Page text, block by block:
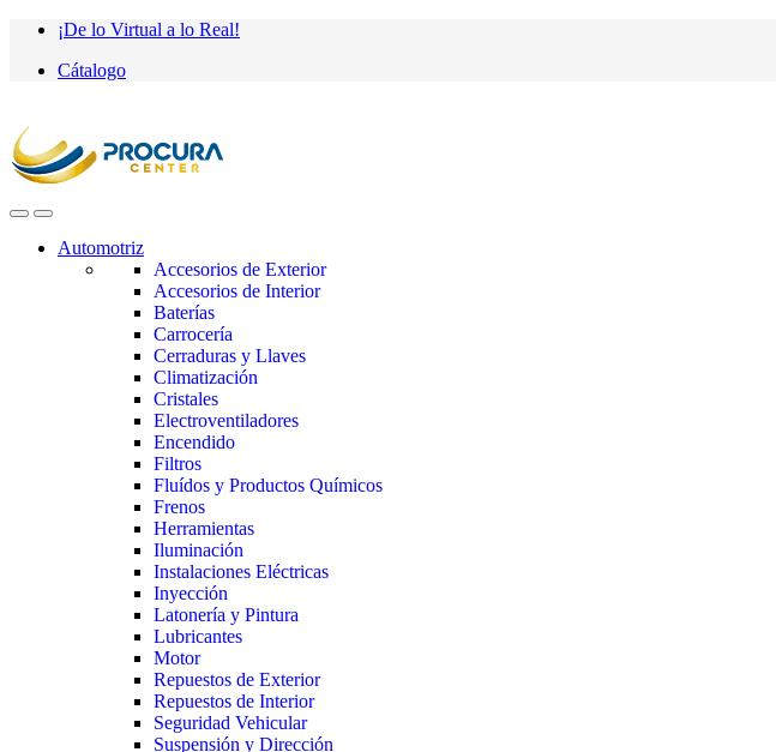
Saltar
navegación
saltar
contenido
¡De lo Virtual a lo Real!
Cátalogo
Automotriz
Accesorios de Exterior
Accesorios de Interior
Baterías
Carrocería
Cerraduras y Llaves
Climatización
Cristales
Electroventiladores
Encendido
Filtros
Fluídos y Productos Químicos
Frenos
Herramientas
Iluminación
Instalaciones Eléctricas
Inyección
Latonería y Pintura
Lubricantes
Motor
Repuestos de Exterior
Repuestos de Interior
Seguridad Vehicular
Suspensión y Dirección